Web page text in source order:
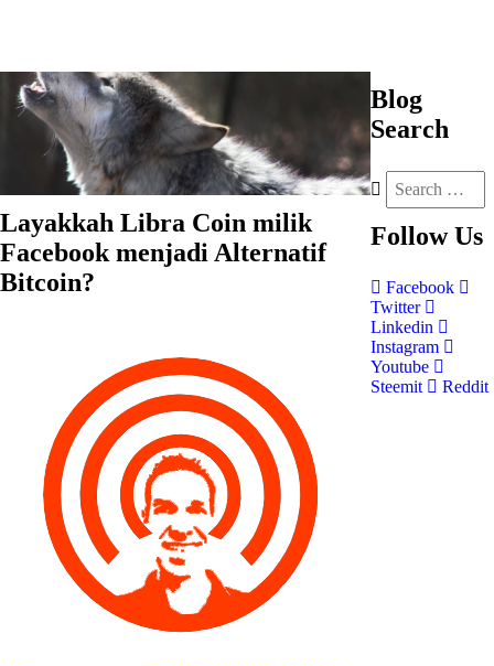
Layakkah Libra Coin milik
Facebook menjadi Alternatif
Bitcoin?
Blog
Search
Follow Us
Facebook
Twitter
Linkedin
Instagram
Youtube
Steemit
Reddit